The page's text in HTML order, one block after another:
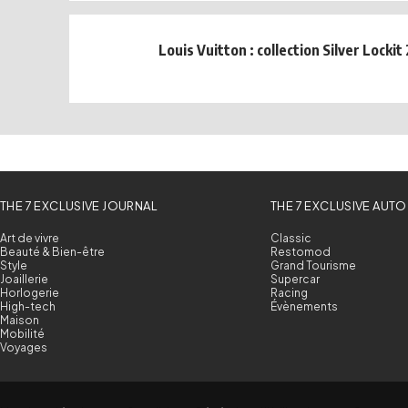
Louis Vuitton : collection Silver Lockit
THE 7 EXCLUSIVE JOURNAL
Art de vivre
Beauté & Bien-être
Style
Joaillerie
Horlogerie
High-tech
Maison
Mobilité
Voyages
THE 7 EXCLUSIVE AUTO
Classic
Restomod
Grand Tourisme
Supercar
Racing
Évènements